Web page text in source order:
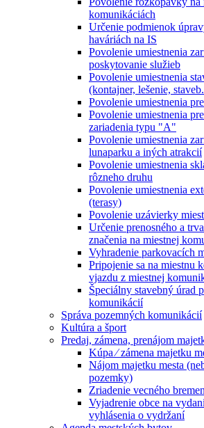
komunikáciách
Určenie podmienok
haváriách na IS
Povolenie umiestnenia
poskytovanie služieb
Povolenie umiestnenia
(kontajner, lešenie,
Povolenie umiestnenia
Povolenie umiestnenia
zariadenia typu "A"
Povolenie umiestnenia
lunaparku a iných atrakcií
Povolenie umiestnenia
rôzneho druhu
Povolenie umiestnenia
(terasy)
Povolenie uzávierky
Určenie prenosného a
značenia na miestnej
Vyhradenie parkovacích
Pripojenie sa na miestnu
vjazdu z miestnej
Špeciálny stavebný úrad
komunikácií
Správa pozemných komunikácií
Kultúra a šport
Predaj, zámena, prenájom
Kúpa ⁄ zámena majetku
Nájom majetku mesta
pozemky)
Zriadenie vecného
Vyjadrenie obce na
vyhlásenia o vydržaní